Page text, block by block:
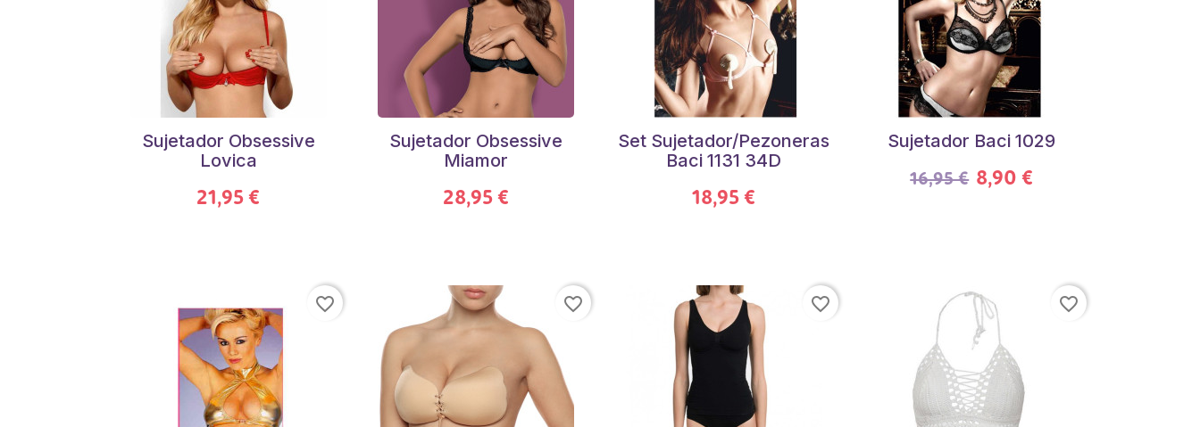
Sujetador Obsessive
Lovica
21,95 €
Sujetador Obsessive
Miamor
28,95 €
Set Sujetador/Pezoneras
Baci 1131 34D
18,95 €
Sujetador Baci 1029
16,95 € 8,90 €
favorite_border favorite_border favorite_border favorite_border